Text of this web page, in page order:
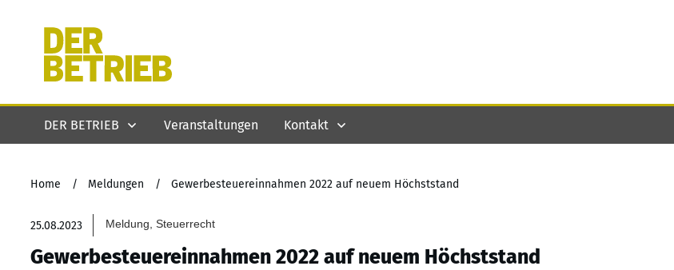
DER BETRIEB Veranstaltungen Kontakt
Home / Meldungen / Gewerbesteuereinnahmen 2022 auf neuem Höchststand
25.08.2023 Meldung, Steuerrecht
Gewerbesteuereinnahmen 2022 auf neuem Höchststand